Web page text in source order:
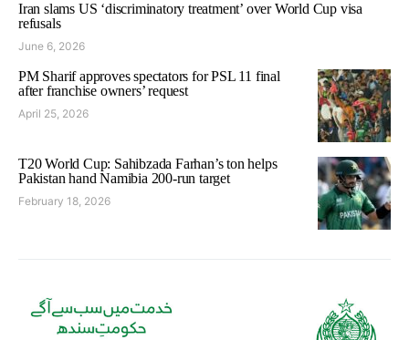
Iran slams US ‘discriminatory treatment’ over World Cup visa
refusals
June 6, 2026
PM Sharif approves spectators for PSL 11 final
after franchise owners’ request
April 25, 2026
T20 World Cup: Sahibzada Farhan’s ton helps
Pakistan hand Namibia 200-run target
February 18, 2026